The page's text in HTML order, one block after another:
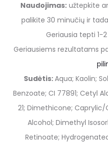
Naudojimas:užtepkite
palikite 30 minučių ir
Geriausia tepti 1-
Geriausiems rezultatams
Sudėtis:Aqua; Kaolin;
Benzoate; CI 77891; Cetyl
21; Dimethicone;
Alcohol; Dimethyl
Retinoate;